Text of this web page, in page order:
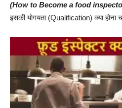
(How to Become a food
इसकी योगयता (Qualification) क्या होना